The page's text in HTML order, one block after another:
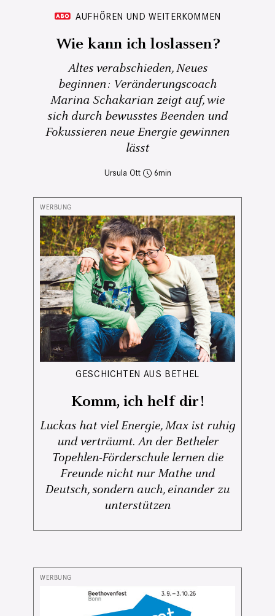
AUFHÖREN UND WEITERKOMMEN
Wie kann ich loslassen?
Altes verabschieden, Neues
beginnen: Veränderungscoach
Marina Schakarian zeigt auf, wie
sich durch bewusstes Beenden und
Fokussieren neue Energie gewinnen
lässt
Ursula Ott 6
GESCHICHTEN AUS BETHEL
Komm, ich helf dir!
Luckas hat viel Energie, Max ist ruhig
und verträumt. An der Betheler
Topehlen-Förderschule lernen die
Freunde nicht nur Mathe und
Deutsch, sondern auch, einander zu
unterstützen